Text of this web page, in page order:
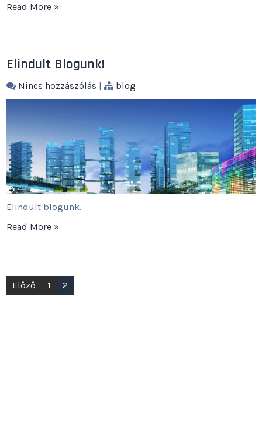
Read More »
Elindult Blogunk!
Nincs hozzászólás | blog
Elindult blogunk.
Read More »
Bejegyzések
lapozása
Előző 1 2